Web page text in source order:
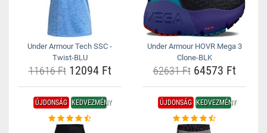
Under Armour Tech SSC -
Twist-BLU
11616 Ft12094 Ft
Under Armour HOVR Mega 3
Clone-BLK
62631 Ft64573 Ft
ÚJDONSÁG KEDVEZMÉNY ÚJDONSÁG KEDVEZMÉNY